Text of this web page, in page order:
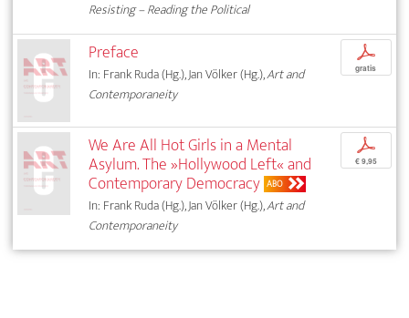
Resisting – Reading the Political
Preface
In: Frank Ruda (Hg.), Jan Völker (Hg.),Art and
Contemporaneity
p
gratis
We Are All Hot Girls in a Mental
Asylum. The »Hollywood Left« and
Contemporary Democracy ABO
In: Frank Ruda (Hg.), Jan Völker (Hg.),Art and
Contemporaneity
p
€ 9,95